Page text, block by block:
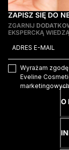
ZAPISZ SIĘ DO
ZGARNIJ
EKSPERCKĄ
Wyrażam
Eveline
Ta strona jest
O